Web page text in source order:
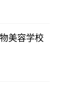
美容学校